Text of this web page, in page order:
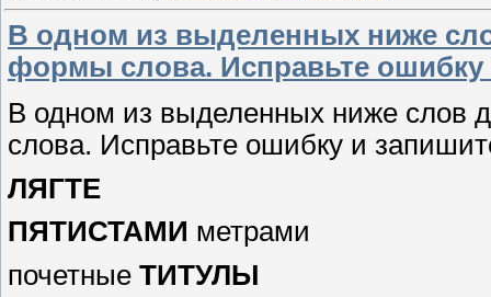
В одном из выделенных ниже
формы слова. Исправьте
В одном из выделенных ниже слов
слова. Исправьте ошибку и
ЛЯГТЕ
ПЯТИСТАМИ метрами
почетные ТИТУЛЫ